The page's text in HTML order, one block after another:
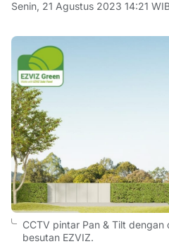
Senin, 21 Agustus 2023 14:21
CCTV pintar Pan & Tilt
besutan EZVIZ.